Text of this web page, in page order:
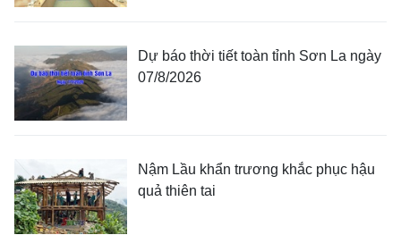
Dự báo thời tiết toàn tỉnh Sơn La ngày
07/8/2026
Nậm Lầu khẩn trương khắc phục hậu
quả thiên tai